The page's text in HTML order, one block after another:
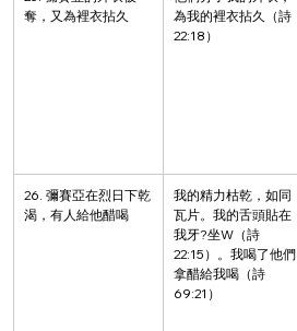
奪，又為裡衣拈久
為我的裡衣拈久（詩
22:18）
26. 彌賽亞在烈日下乾
渴，有人給他醋喝
我的精力枯乾，如同
瓦片。我的舌頭貼在
我牙?坐W（詩
22:15）。我喝了他們
拿醋給我喝（詩
69:21）